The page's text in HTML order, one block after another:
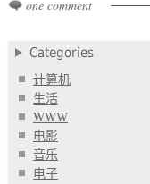
one comment
Categories
计算机
生活
WWW
电影
音乐
电子